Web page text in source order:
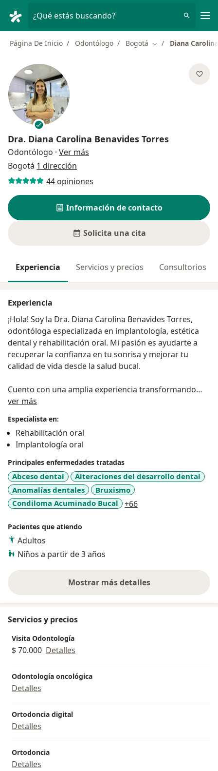
¿Qué estás buscando?
Página De Inicio Odontólogo Bogotá Cambiar de ciudad
Diana
Dra. Diana Carolina Benavides Torres
Odontólogo · Ver más
Bogotá 1 dirección
44 opiniones
Información de contacto
Solicita una cita
Experiencia Servicios y precios Consultorios
Experiencia
¡Hola! Soy la Dra. Diana Carolina Benavides Torres,
odontóloga especializada en implantología, estética
dental y rehabilitación oral. Mi pasión es ayudarte a
recuperar la confianza en tu sonrisa y mejorar tu
calidad de vida desde la salud bucal.
Cuento con una amplia experiencia transformando
sonrisas con tecnología de vanguardia y un enfoque
pacientes, entender sus necesidades y acompañarlos
en todo su proceso con calidez, honestidad y un alto
estándar profesional.
Creo firmemente que una sonrisa sana no solo cambia
tu boca, ¡puede cambiar tu vida!
Estoy aquí para atenderte con dedicación y amor por
mi profesión.
ver más
Especialista en:
Rehabilitación oral
Implantología oral
Principales enfermedades tratadas
Abceso dental
Alteraciones del desarrollo dental
Anomalías dentales
Bruxismo
Condiloma Acuminado Bucal
+66
Pacientes que atiendo
Adultos
Niños a partir de 3 años
Mostrar más detalles
sobre la experiencia
Servicios y precios
Visita Odontología
$ 70.000 Detalles
Odontología oncológica
Detalles
Ortodoncia digital
Detalles
Ortodoncia
Detalles